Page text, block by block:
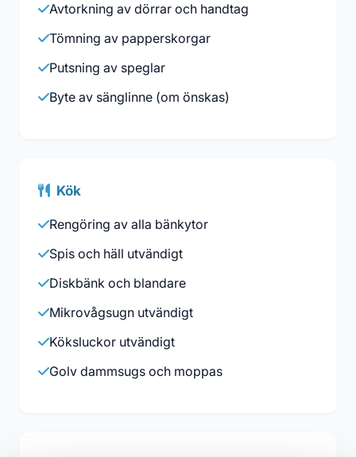
Avtorkning av dörrar och handtag
Tömning av papperskorgar
Putsning av speglar
Byte av sänglinne (om önskas)
Kök
Rengöring av alla bänkytor
Spis och häll utvändigt
Diskbänk och blandare
Mikrovågsugn utvändigt
Köksluckor utvändigt
Golv dammsugs och moppas